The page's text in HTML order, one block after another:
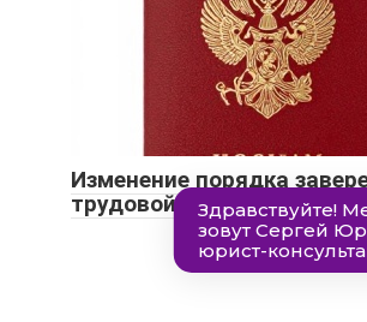
Изменение порядка
трудовой книжки с 2021